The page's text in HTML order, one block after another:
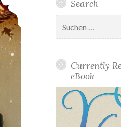
Search
nach:
Currently
eBook